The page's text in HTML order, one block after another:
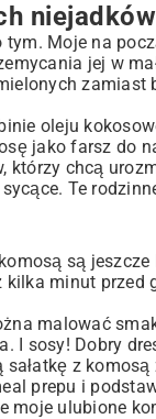
niejadków
Moje na
jej w
zamiast
oleju
jako farsz do
chcą
Te
są
minut
malować
I sosy! Dobry
z
prepu i
moje ulubione